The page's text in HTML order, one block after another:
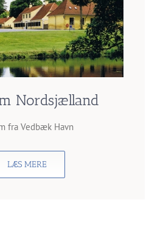
Nordsjælland
fra Vedbæk Havn
LÆS MERE